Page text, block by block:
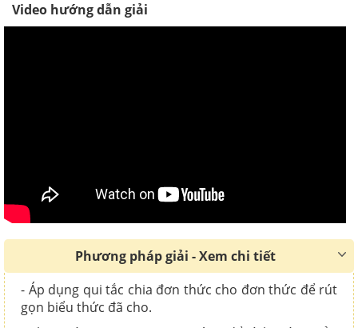
Video hướng dẫn giải
Phương pháp giải - Xem chi tiết
- Áp dụng qui tắc chia đơn thức cho đơn thức để rút
gọn biểu thức đã cho.